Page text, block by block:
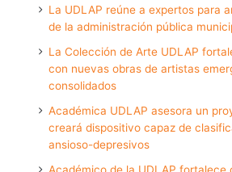
La UDLAP reúne a expertos para
de la administración pública
La Colección de Arte UDLAP
con nuevas obras de artistas
consolidados
Académica UDLAP asesora un
creará dispositivo capaz de
ansioso-depresivos